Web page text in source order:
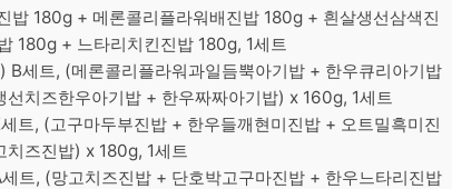
밥 180g + 메론콜리플라워배진밥 180g + 흰살생선삼색진
180g + 느타리치킨진밥 180g, 1세트
세트, (메론콜리플라워과일듬뿍아기밥 + 한우큐리아기밥
치즈한우아기밥 + 한우짜짜아기밥) x 160g, 1세트
트, (고구마두부진밥 + 한우들깨현미진밥 + 오트밀흑미진
즈진밥) x 180g, 1세트
트, (망고치즈진밥 + 단호박고구마진밥 + 한우느타리진밥